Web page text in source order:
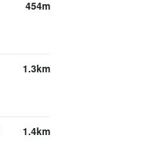
454m
1.3km
1.4km